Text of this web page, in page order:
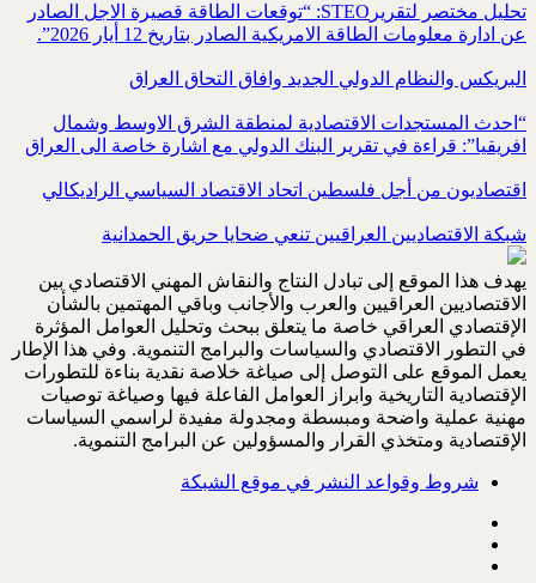
تحليل مختصر لتقريرSTEO‏: “توقعات الطاقة قصيرة الاجل الصادر
عن ادارة معلومات الطاقة الامريكية ‏الصادر بتاريخ 12 أيار 2026”.‏
البريكس والنظام الدولي الجديد وافاق التحاق العراق
“احدث المستجدات الاقتصادية لمنطقة الشرق الاوسط وشمال
افريقيا”: قراءة في تقرير البنك الدولي مع اشارة خاصة الى العراق
اقتصاديون من أجل فلسطين اتحاد الاقتصاد السياسي الراديكالي
شبكة الاقتصاديين العراقيين تنعي ضحايا حريق الحمدانية
يهدف هذا الموقع إلى تبادل النتاج والنقاش المهني الاقتصادي بين
الاقتصاديين العراقيين والعرب والأجانب وباقي المهتمين بالشأن
الإقتصادي العراقي خاصة ما يتعلق ببحث وتحليل العوامل المؤثرة
في التطور الاقتصادي والسياسات والبرامج التنموية. وفي هذا الإطار
يعمل الموقع على التوصل إلى صياغة خلاصة نقدية بناءة للتطورات
الإقتصادية التاريخية وابراز العوامل الفاعلة فيها وصياغة توصيات
مهنية عملية واضحة ومبسطة ومجدولة مفيدة لراسمي السياسات
الإقتصادية ومتخذي القرار والمسؤولين عن البرامج التنموية.
شروط وقواعد النشر في موقع الشبكة